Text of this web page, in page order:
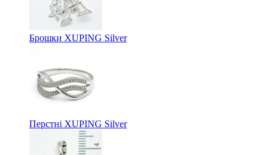
Брошки XUPING Silver
Перстні XUPING Silver